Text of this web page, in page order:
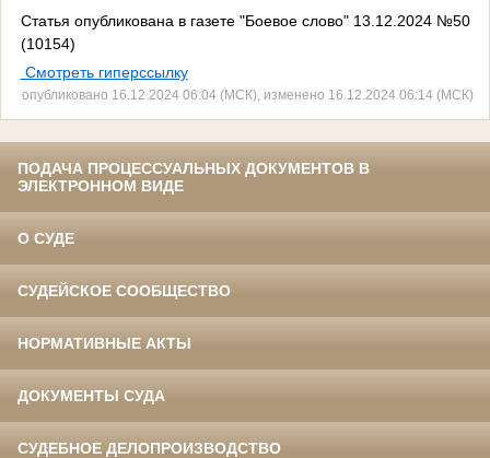
Статья опубликована в газете "Боевое слово" 13.12.2024 №50
(10154)
Смотреть гиперссылку
опубликовано 16.12.2024 06:04 (МСК), изменено 16.12.2024 06:14 (МСК)
ПОДАЧА ПРОЦЕССУАЛЬНЫХ ДОКУМЕНТОВ В
ЭЛЕКТРОННОМ ВИДЕ
О СУДЕ
СУДЕЙСКОЕ СООБЩЕСТВО
НОРМАТИВНЫЕ АКТЫ
ДОКУМЕНТЫ СУДА
СУДЕБНОЕ ДЕЛОПРОИЗВОДСТВО